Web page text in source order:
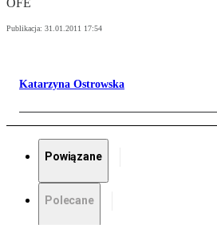
OFE
Publikacja: 31.01.2011 17:54
Katarzyna Ostrowska
Powiązane
Polecane